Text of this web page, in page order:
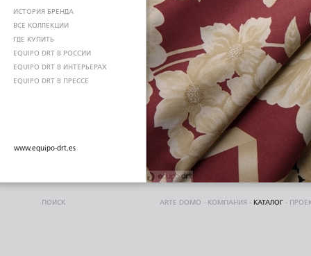
ИСТОРИЯ БРЕНДА
ВСЕ КОЛЛЕКЦИИ
ГДЕ КУПИТЬ
EQUIPO DRT В РОССИИ
EQUIPO DRT В ИНТЕРЬЕРАХ
EQUIPO DRT В ПРЕССЕ
www.equipo-drt.es
ПОИСК ARTE DOMO - КОМПАНИЯ - КАТАЛОГ -